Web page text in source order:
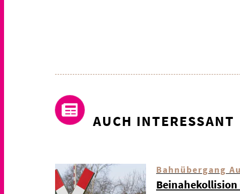
AUCH INTERESSANT
Bahnübergang
Beinahekollision